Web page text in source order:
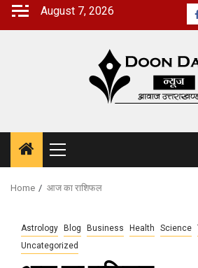
Skip
August 7, 2026
Primary
Menu
Home आज का राशिफल
Astrology Blog Business Health Science
Uncategorized